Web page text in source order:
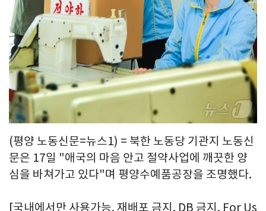
(평양 노동신문=뉴스1) = 북한 노동당 기관지 노동신
문은 17일 "애국의 마음 안고 절약사업에 깨끗한 양
심을 바쳐가고 있다"며 평양수예품공장을 조명했다.
[국내에서만 사용가능. 재배포 금지. DB 금지. For Us